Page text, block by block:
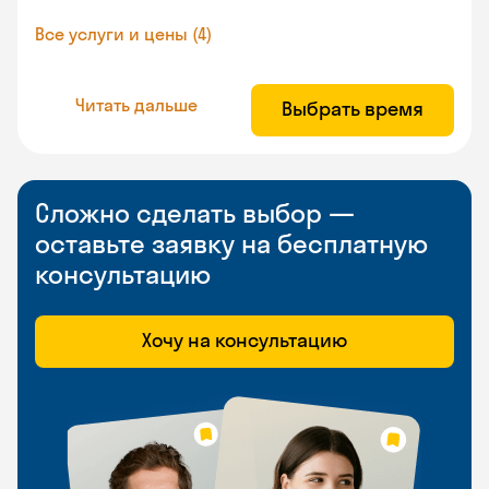
Все услуги и цены (4)
Читать дальше Выбрать время
Сложно сделать выбор —
оставьте заявку на бесплатную
консультацию
Хочу на консультацию